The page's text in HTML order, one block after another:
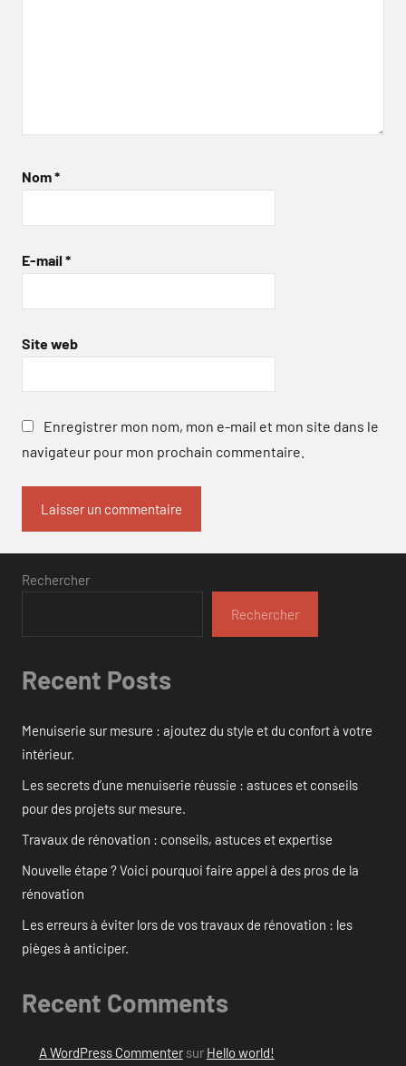
Nom*
E-mail *
Site web
Enregistrer mon nom, mon e-mail et mon site dans le
navigateur pour mon prochain commentaire.
Rechercher
Rechercher
Recent Posts
Menuiserie sur mesure : ajoutez du style et du confort à votre
intérieur.
Les secrets d’une menuiserie réussie : astuces et conseils
pour des projets sur mesure.
Travaux de rénovation : conseils, astuces et expertise
Nouvelle étape ? Voici pourquoi faire appel à des pros de la
rénovation
Les erreurs à éviter lors de vos travaux de rénovation : les
pièges à anticiper.
Recent Comments
A WordPress Commentersur Hello world!